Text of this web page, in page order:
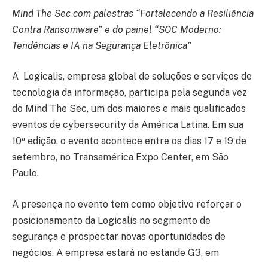
Mind The Sec com palestras “Fortalecendo a Resiliência
Contra Ransomware” e do painel “SOC Moderno:
Tendências e IA na Segurança Eletrônica”
A Logicalis, empresa global de soluções e serviços de
tecnologia da informação, participa pela segunda vez
do Mind The Sec, um dos maiores e mais qualificados
eventos de cybersecurity da América Latina. Em sua
10ª edição, o evento acontece entre os dias 17 e 19 de
setembro, no Transamérica Expo Center, em São
Paulo.
A presença no evento tem como objetivo reforçar o
posicionamento da Logicalis no segmento de
segurança e prospectar novas oportunidades de
negócios. A empresa estará no estande G3, em